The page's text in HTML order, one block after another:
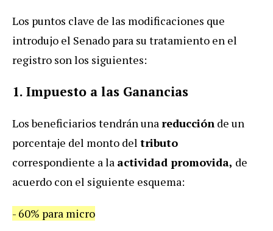
Los puntos clave de las modificaciones que
introdujo el Senado para su tratamiento en el
registro son los siguientes:
1. Impuesto a las Ganancias
Los beneficiarios tendrán una reducción de un
porcentaje del monto del tributo
correspondiente a la actividad promovida, de
acuerdo con el siguiente esquema:
- 60% para micro